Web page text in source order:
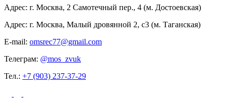
Адрес: г. Москва, 2 Самотечный пер., 4 (м. Достоевская)
Адрес: г. Москва, Малый дровянной 2, с3 (м. Таганская)
E-mail: omsrec77@gmail.com
Телеграм: @mos_zvuk
Тел.: +7 (903) 237-37-29